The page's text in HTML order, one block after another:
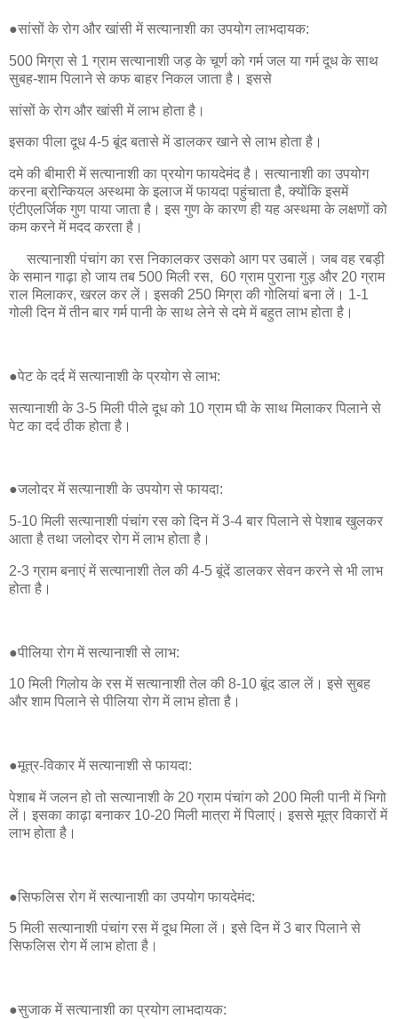
●सांसों के रोग और खांसी में सत्यानाशी का उपयोग लाभदायक:
500 मिग्रा से 1 ग्राम सत्यानाशी जड़ के चूर्ण को गर्म जल या गर्म दूध के साथ
सुबह-शाम पिलाने से कफ बाहर निकल जाता है। इससे
सांसों के रोग और खांसी में लाभ होता है।
इसका पीला दूध 4-5 बूंद बतासे में डालकर खाने से लाभ होता है।
दमे की बीमारी में सत्यानाशी का प्रयोग फायदेमंद है। सत्यानाशी का उपयोग
करना ब्रोन्कियल अस्थमा के इलाज में फायदा पहुंचाता है, क्योंकि इसमें
एंटीएलर्जिक गुण पाया जाता है। इस गुण के कारण ही यह अस्थमा के लक्षणों को
कम करने में मदद करता है।
सत्यानाशी पंचांग का रस निकालकर उसको आग पर उबालें। जब वह रबड़ी
के समान गाढ़ा हो जाय तब 500 मिली रस, 60 ग्राम पुराना गुड़ और 20 ग्राम
राल मिलाकर, खरल कर लें। इसकी 250 मिग्रा की गोलियां बना लें। 1-1
गोली दिन में तीन बार गर्म पानी के साथ लेने से दमे में बहुत लाभ होता है।
●पेट के दर्द में सत्यानाशी के प्रयोग से लाभ:
सत्यानाशी के 3-5 मिली पीले दूध को 10 ग्राम घी के साथ मिलाकर पिलाने से
पेट का दर्द ठीक होता है।
●जलोदर में सत्यानाशी के उपयोग से फायदा:
5-10 मिली सत्यानाशी पंचांग रस को दिन में 3-4 बार पिलाने से पेशाब खुलकर
आता है तथा जलोदर रोग में लाभ होता है।
2-3 ग्राम बनाएं में सत्यानाशी तेल की 4-5 बूंदें डालकर सेवन करने से भी लाभ
होता है।
●पीलिया रोग में सत्यानाशी से लाभ:
10 मिली गिलोय के रस में सत्यानाशी तेल की 8-10 बूंद डाल लें। इसे सुबह
और शाम पिलाने से पीलिया रोग में लाभ होता है।
●मूत्र-विकार में सत्यानाशी से फायदा:
पेशाब में जलन हो तो सत्यानाशी के 20 ग्राम पंचांग को 200 मिली पानी में भिगो
लें। इसका काढ़ा बनाकर 10-20 मिली मात्रा में पिलाएं। इससे मूत्र विकारों में
लाभ होता है।
●सिफलिस रोग में सत्यानाशी का उपयोग फायदेमंद:
5 मिली सत्यानाशी पंचांग रस में दूध मिला लें। इसे दिन में 3 बार पिलाने से
सिफलिस रोग में लाभ होता है।
●सुजाक में सत्यानाशी का प्रयोग लाभदायक: